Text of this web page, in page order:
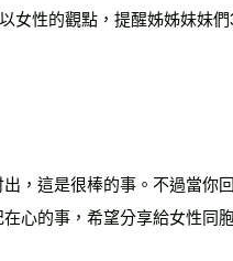
女性的觀點，提醒姊姊妹妹
，這是很棒的事。不過當你
心的事，希望分享給女性同